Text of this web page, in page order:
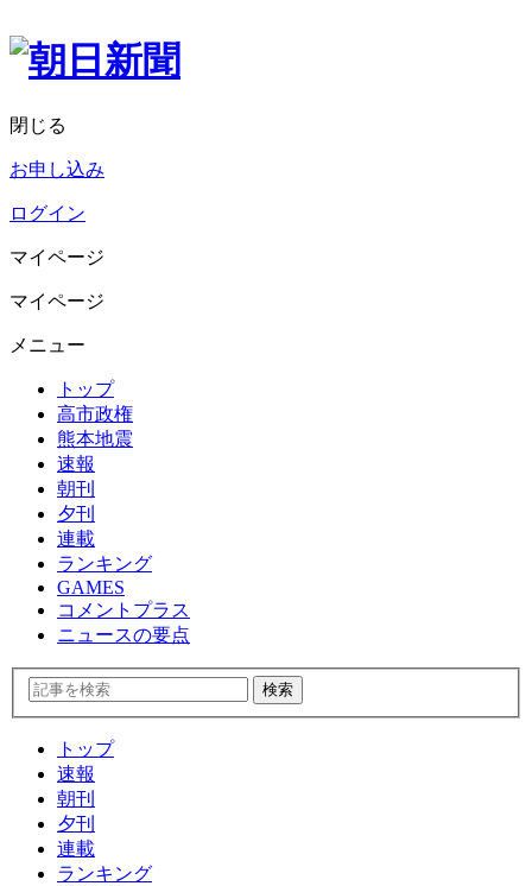
閉じる
お申し込み
ログイン
マイページ
マイページ
メニュー
トップ
高市政権
熊本地震
速報
朝刊
夕刊
連載
ランキング
GAMES
コメントプラス
ニュースの要点
トップ
速報
朝刊
夕刊
連載
ランキング